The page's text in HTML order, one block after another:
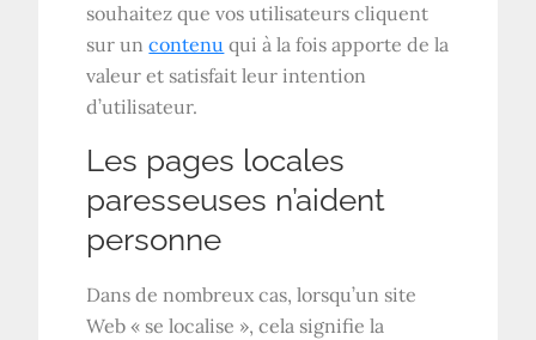
souhaitez que vos utilisateurs cliquent
sur uncontenu qui à la fois apporte de la
valeur et satisfait leur intention
d’utilisateur.
Les pages locales
paresseuses n’aident
personne
Dans de nombreux cas, lorsqu’un site
Web « se localise », cela signifie la